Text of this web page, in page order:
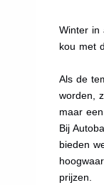
Winter in
kou met
Als de
worden,
maar
Bij
bieden
prijzen.